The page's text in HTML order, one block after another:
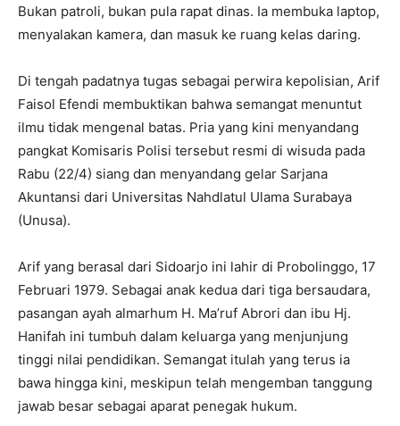
Bukan patroli, bukan pula rapat dinas. Ia membuka laptop,
menyalakan kamera, dan masuk ke ruang kelas daring.
Di tengah padatnya tugas sebagai perwira kepolisian, Arif
Faisol Efendi membuktikan bahwa semangat menuntut
ilmu tidak mengenal batas. Pria yang kini menyandang
pangkat Komisaris Polisi tersebut resmi di wisuda pada
Rabu (22/4) siang dan menyandang gelar Sarjana
Akuntansi dari Universitas Nahdlatul Ulama Surabaya
(Unusa).
Arif yang berasal dari Sidoarjo ini lahir di Probolinggo, 17
Februari 1979. Sebagai anak kedua dari tiga bersaudara,
pasangan ayah almarhum H. Ma’ruf Abrori dan ibu Hj.
Hanifah ini tumbuh dalam keluarga yang menjunjung
tinggi nilai pendidikan. Semangat itulah yang terus ia
bawa hingga kini, meskipun telah mengemban tanggung
jawab besar sebagai aparat penegak hukum.